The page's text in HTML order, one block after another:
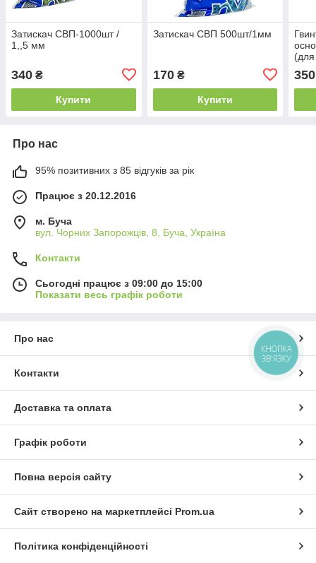
Затискач СВП-1000шт /
1,,5 мм
340 ₴
Купити
Затискач СВП 500шт/1мм
170₴
Купити
350
Про нас
95% позитивних з 85 відгуків за рік
Працює з 20.12.2016
м. Буча
вул. Чорних Запорожців, 8, Буча, Україна
Контакти
Сьогодні працює з 09:00 до 15:00
Показати весь графік роботи
Про нас
Контакти
Доставка та оплата
Графік роботи
Повна версія сайту
Сайт створено на маркетплейсі Prom.ua
Політика конфіденційності
КНОПКА
ЗВ'ЯЗКУ